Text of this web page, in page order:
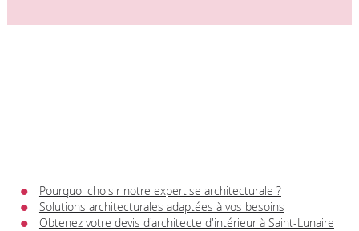
Pourquoi choisir notre expertise architecturale ?
Solutions architecturales adaptées à vos besoins
Obtenez votre devis d'architecte d'intérieur à Saint-Lunaire